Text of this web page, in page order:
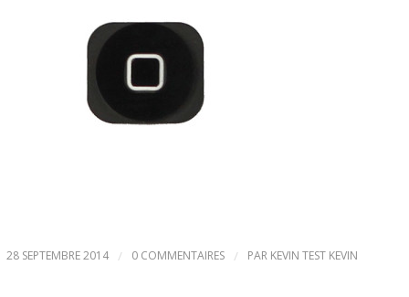
28 SEPTEMBRE 2014 / 0 COMMENTAIRES / PAR KEVIN TEST KEVIN